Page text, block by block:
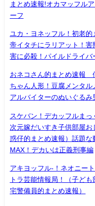
まとめ速報!オカマッフル
ーフ
ユカ・ヨネッフル！初老的
帝イタチにラリアット！害
害に必殺！パイルドライバ
おネコさん的まとめ速報
ちゃん人形！豆腐メンタル
アルバイターのぬいぐるみ
スケバン！デカッフルま
次元嫁だいすき子供部屋お
惑仔的まとめ速報）話題な
MAX！デカいは正義刑事編
アキヨッフル-！ネオニー
トラ芸能情報局！（子ど
宅警備員的まとめ速報）